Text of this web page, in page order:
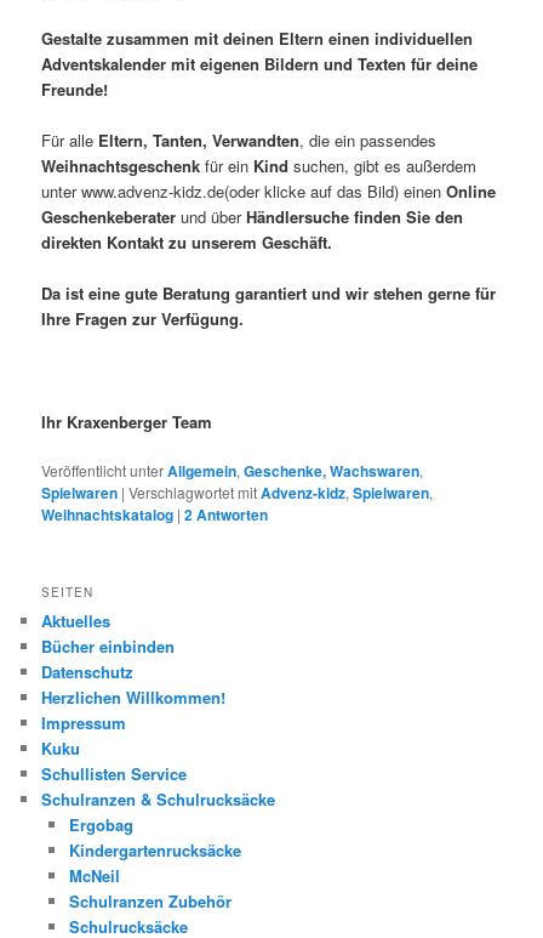
Gestalte zusammen mit deinen Eltern einen individuellen
Adventskalender mit eigenen Bildern und Texten für deine
Freunde!
Für alle Eltern, Tanten, Verwandten, die ein passendes
Weihnachtsgeschenk für ein Kind suchen, gibt es außerdem
unter www.advenz-kidz.de(oder klicke auf das Bild) einenOnline
Geschenkeberater und überHändlersuche finden Sie den
direkten Kontakt zu unserem Geschäft.
Da ist eine gute Beratung garantiert und wir stehen gerne für
Ihre Fragen zur Verfügung.
Ihr Kraxenberger Team
Veröffentlicht unterAllgemein,Geschenke, Wachswaren,
Spielwaren |Verschlagwortet mitAdvenz-kidz,Spielwaren,
Weihnachtskatalog |2Antworten
SEITEN
Aktuelles
Bücher einbinden
Datenschutz
Herzlichen Willkommen!
Impressum
Kuku
Schullisten Service
Schulranzen & Schulrucksäcke
Ergobag
Kindergartenrucksäcke
McNeil
Schulranzen Zubehör
Schulrucksäcke